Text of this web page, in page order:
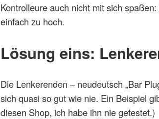
Kontrolleure auch nicht mit sich
einfach zu hoch.
Lösung eins:
Die Lenkerenden – neudeutsch „Bar
sich quasi so gut wie nie. Ein Beispiel
diesen Shop, ich habe ihn nie getestet.)